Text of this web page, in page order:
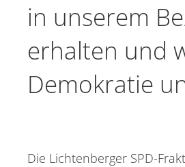
in unserem
erhalten und
Demokratie
Die Lichtenberger SPD-